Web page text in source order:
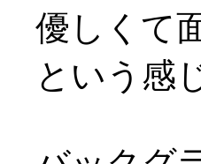
優しくて
という感